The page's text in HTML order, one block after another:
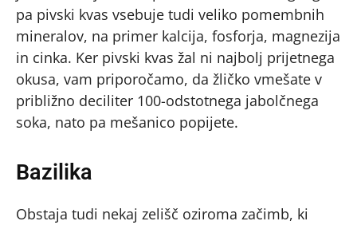
pa pivski kvas vsebuje tudi veliko pomembnih
mineralov, na primer kalcija, fosforja, magnezija
in cinka. Ker pivski kvas žal ni najbolj prijetnega
okusa, vam priporočamo, da žličko vmešate v
približno deciliter 100-odstotnega jabolčnega
soka, nato pa mešanico popijete.
Bazilika
Obstaja tudi nekaj zelišč oziroma začimb, ki